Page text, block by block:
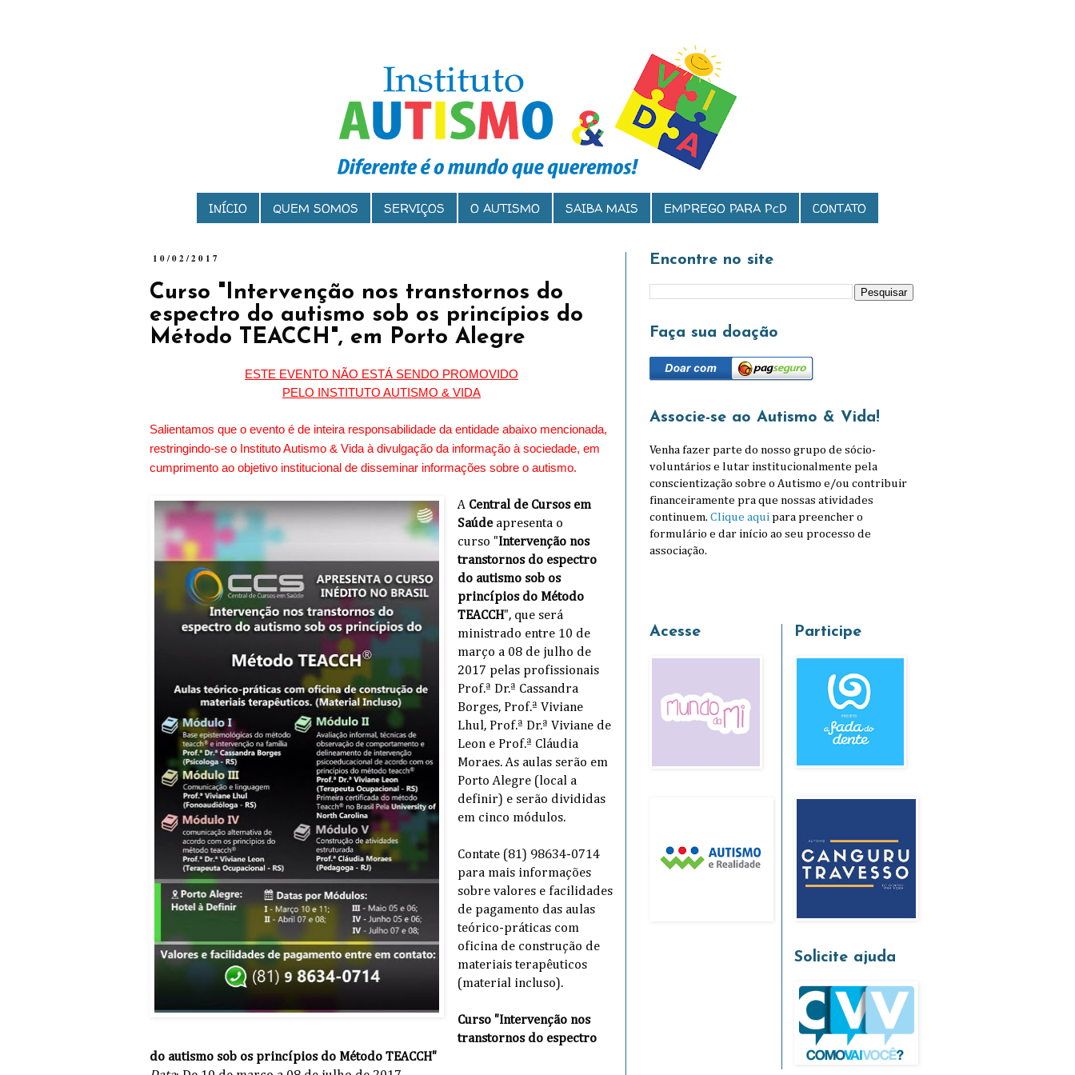
INÍCIO QUEM SOMOS SERVIÇOS O AUTISMO SAIBA MAIS EMPREGO PARA PcD CONTATO
10/02/2017
Curso "Intervenção nos transtornos do
espectro do autismo sob os princípios do
Método TEACCH", em Porto Alegre
ESTE EVENTO NÃO ESTÁ SENDO PROMOVIDO
PELO INSTITUTO AUTISMO & VIDA
Salientamos que o evento é de inteira responsabilidade da entidade abaixo mencionada,
restringindo-se o Instituto Autismo & Vida à divulgação da informação à sociedade, em
cumprimento ao objetivo institucional de disseminar informações sobre o autismo.
A Central de Cursos em
Saúdeapresenta o
curso "Intervenção nos
transtornos do espectro
do autismo sob os
princípios do Método
TEACCH", que será
ministrado entre 10 de
março a 08 de julho de
2017 pelas profissionais
Prof.ª Dr.ª Cassandra
Borges, Prof.ª Viviane
Lhul, Prof.ª Dr.ª Viviane de
Leon e Prof.ª Cláudia
Moraes. As aulas serão em
Porto Alegre (local a
definir) e serão divididas
em cinco módulos.
Contate (81) 98634-0714
para mais informações
sobre valores e facilidades
de pagamento das aulas
teórico-práticas com
oficina de construção de
materiais terapêuticos
(material incluso).
Curso "Intervenção nos
transtornos do espectro
do autismo sob os princípios do Método TEACCH"
Encontre no site
Faça sua doação
Associe-se ao Autismo & Vida!
Venha fazer parte do nosso grupo de sócio-
voluntários e lutar institucionalmente pela
conscientização sobre o Autismo e/ou contribuir
financeiramente pra que nossas atividades
continuem. Clique aqui para preencher o
formulário e dar início ao seu processo de
associação.
Acesse Participe
Solicite ajuda